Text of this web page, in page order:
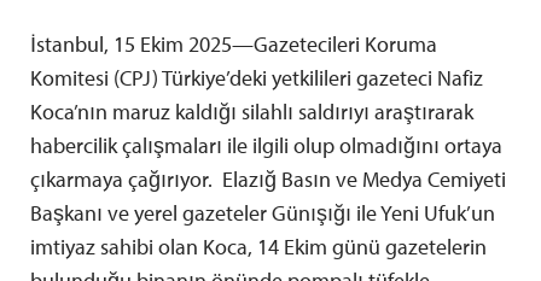
İstanbul, 15 Ekim 2025—Gazetecileri Koruma
Komitesi (CPJ) Türkiye’deki yetkilileri gazeteci Nafiz
Koca’nın maruz kaldığı silahlı saldırıyı araştırarak
habercilik çalışmaları ile ilgili olup olmadığını ortaya
çıkarmaya çağırıyor. Elazığ Basın ve Medya Cemiyeti
Başkanı ve yerel gazeteler Günışığı ile Yeni Ufuk’un
imtiyaz sahibi olan Koca, 14 Ekim günü gazetelerin